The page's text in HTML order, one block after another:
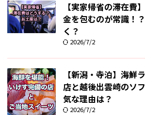
【実家帰省の滞在費
金を包むのが常識！
く？
2026/7/2
【新潟・寺泊】海鮮
店と越後出雲崎のソ
気な理由は？
2026/7/2